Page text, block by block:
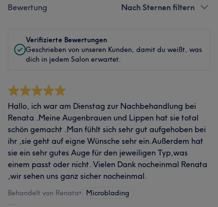
Bewertung Nach Sternen filtern
Verifizierte Bewertungen
Geschrieben von unseren Kunden, damit du weißt, was
dich in jedem Salon erwartet.
Hallo, ich war am Dienstag zur Nachbehandlung bei
Renata .Meine Augenbrauen und Lippen hat sie total
schön gemacht .Man fühlt sich sehr gut aufgehoben bei
ihr ,sie geht auf eigne Wünsche sehr ein.Außerdem hat
sie ein sehr gutes Auge für den jeweiligen Typ,was
einem passt oder nicht. Vielen Dank nocheinmal Renata
,wir sehen uns ganz sicher nocheinmal.
Behandelt von Renata• Microblading